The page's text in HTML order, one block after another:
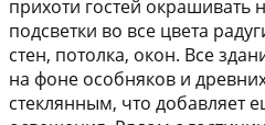
прихоти гостей
подсветки во все цвета
стен, потолка, окон. Все
на фоне особняков и
стеклянным, что добавляет